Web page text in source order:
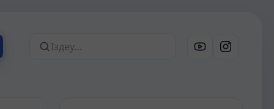
Сайттан іздеу